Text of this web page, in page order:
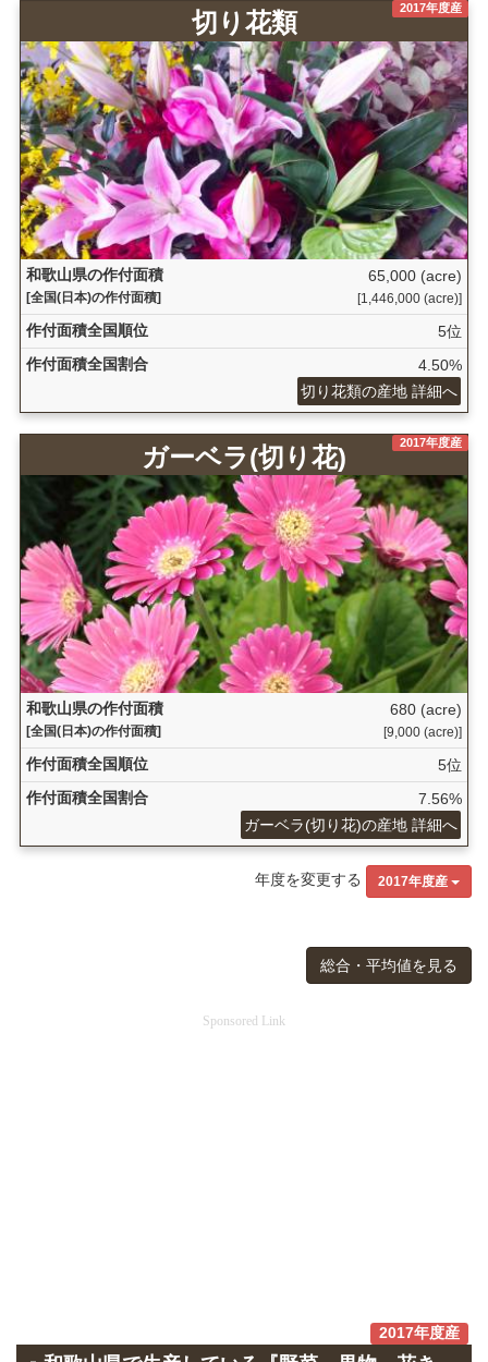
2017年度産
切り花類
和歌山県の作付面積
[全国(日本)の作付面積]
65,000 (acre)
[1,446,000 (acre)]
作付面積全国順位
5位
作付面積全国割合
4.50%
切り花類の産地 詳細へ
2017年度産
ガーベラ(切り花)
和歌山県の作付面積
[全国(日本)の作付面積]
680 (acre)
[9,000 (acre)]
作付面積全国順位
5位
作付面積全国割合
7.56%
ガーベラ(切り花)の産地 詳細へ
年度を変更する 2017年度産
総合・平均値を見る
Sponsored Link
2017年度産